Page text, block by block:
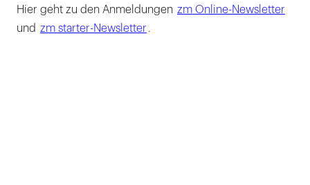
Hier geht zu den Anmeldungen zm Online-Newsletter
und zm starter-Newsletter .